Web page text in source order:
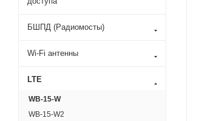
БШПД (Радиомосты)
Wi-Fi антенны
LTE
WB-15-W
WB-15-W2